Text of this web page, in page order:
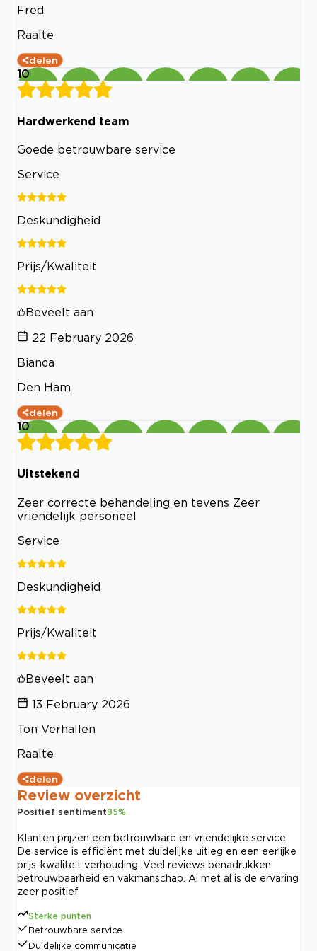
Fred
Raalte
delen
10
Hardwerkend team
Goede betrouwbare service
Service
Deskundigheid
Prijs/Kwaliteit
Beveelt aan
22 February 2026
Bianca
Den Ham
delen
10
Uitstekend
Zeer correcte behandeling en tevens Zeer
vriendelijk personeel
Service
Deskundigheid
Prijs/Kwaliteit
Beveelt aan
13 February 2026
Ton Verhallen
Raalte
delen
Review overzicht
Positief sentiment95%
Klanten prijzen een betrouwbare en vriendelijke service.
De service is efficiënt met duidelijke uitleg en een eerlijke
prijs-kwaliteit verhouding. Veel reviews benadrukken
betrouwbaarheid en vakmanschap. Al met al is de ervaring
zeer positief.
Sterke punten
Betrouwbare service
Duidelijke communicatie